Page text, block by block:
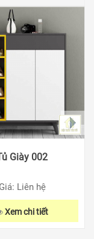
Giày 002
Giá: Liên hệ
Xem chi tiết
next